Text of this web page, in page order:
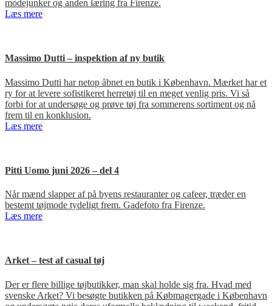
modejunker og anden læring fra Firenze.
Læs mere
Massimo Dutti – inspektion af ny butik
Massimo Dutti har netop åbnet en butik i København. Mærket har et
ry for at levere sofistikeret herretøj til en meget venlig pris. Vi så
forbi for at undersøge og prøve tøj fra sommerens sortiment og nå
frem til en konklusion.
Læs mere
Pitti Uomo juni 2026 – del 4
Når mænd slapper af på byens restauranter og cafeer, træder en
bestemt tøjmode tydeligt frem. Gadefoto fra Firenze.
Læs mere
Arket – test af casual tøj
Der er flere billige tøjbutikker, man skal holde sig fra. Hvad med
svenske Arket? Vi besøgte butikken på Købmagergade i København